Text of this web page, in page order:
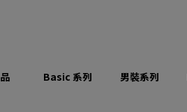
Basic 系列 男裝系列